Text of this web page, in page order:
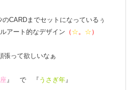
CARDまでセットになっているぅ
アート的なデザイン （ ☆ 。 ☆ ）
張って欲しいなぁ
』 で 『 うさぎ年 』